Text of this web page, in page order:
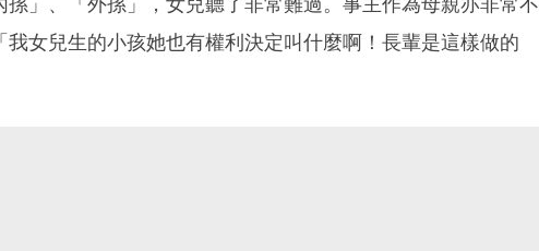
女兒生的小孩她也有權利決定叫什麼啊！長輩是這樣做的